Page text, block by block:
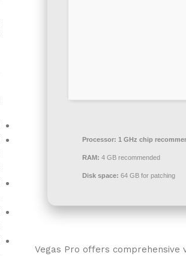
Processor: 1 GHz chip
RAM: 4 GB recommended
Disk space: 64 GB for patching
Vegas Pro offers comprehensive